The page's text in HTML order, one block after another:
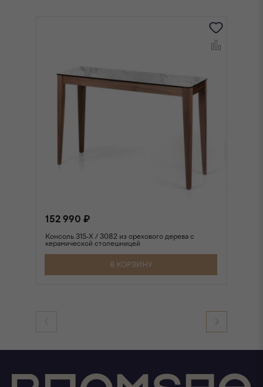
152 990 ₽
Консоль 315-X / 3082 из орехового дерева с
керамической столешницей
В КОРЗИНУ